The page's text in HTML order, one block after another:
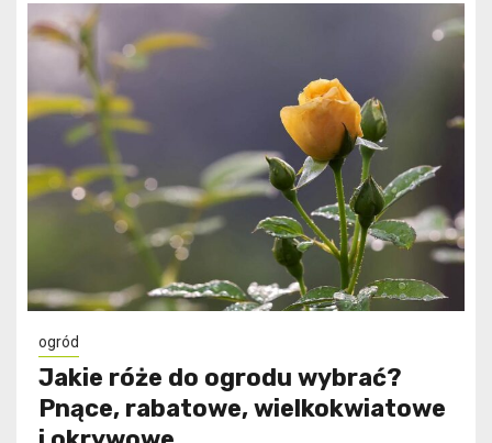
ogród
Jakie róże do ogrodu wybrać?
Pnące, rabatowe, wielkokwiatowe